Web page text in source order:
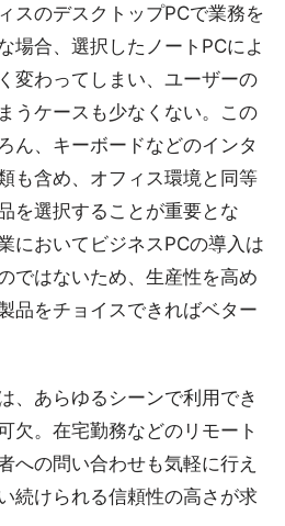
スのデスクトップPCで業務を
場合、選択したノートPCによ
変わってしまい、ユーザーの
うケースも少なくない。この
ん、キーボードなどのインタ
も含め、オフィス環境と同等
を選択することが重要とな
においてビジネスPCの導入は
ではないため、生産性を高め
品をチョイスできればベター
、あらゆるシーンで利用でき
欠。在宅勤務などのリモート
への問い合わせも気軽に行え
続けられる信頼性の高さが求